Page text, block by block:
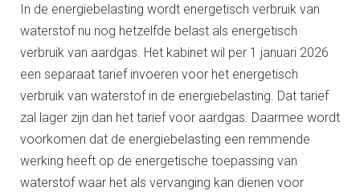
In de energiebelasting wordt energetisch verbruik van
waterstof nu nog hetzelfde belast als energetisch
verbruik van aardgas. Het kabinet wil per 1 januari 2026
een separaat tarief invoeren voor het energetisch
verbruik van waterstof in de energiebelasting. Dat tarief
zal lager zijn dan het tarief voor aardgas. Daarmee wordt
voorkomen dat de energiebelasting een remmende
werking heeft op de energetische toepassing van
waterstof waar het als vervanging kan dienen voor